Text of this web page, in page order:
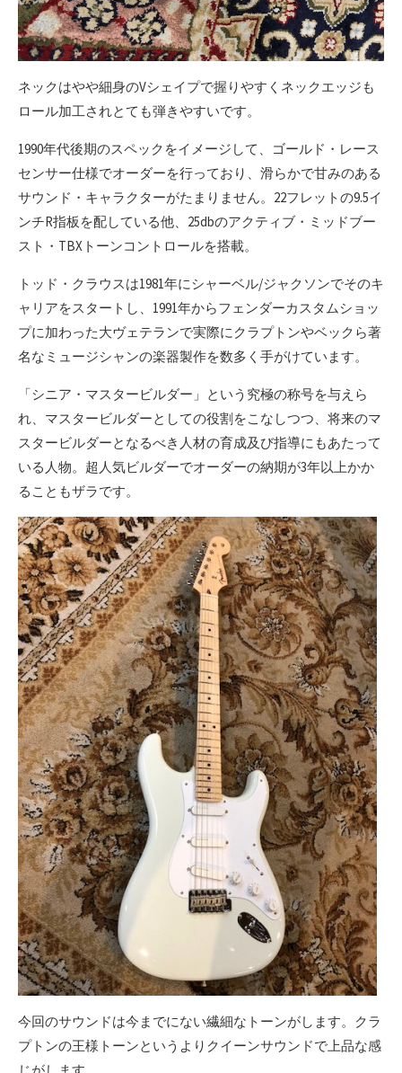
ネックはやや細身のVシェイプで握りやすくネックエッジも
ロール加工されとても弾きやすいです。
1990年代後期のスペックをイメージして、ゴールド・レース
センサー仕様でオーダーを行っており、滑らかで甘みのある
サウンド・キャラクターがたまりません。22フレットの9.5イ
ンチR指板を配している他、25dbのアクティブ・ミッドブー
スト・TBXトーンコントロールを搭載。
トッド・クラウスは1981年にシャーベル/ジャクソンでそのキ
ャリアをスタートし、1991年からフェンダーカスタムショッ
プに加わった大ヴェテランで実際にクラプトンやベックら著
名なミュージシャンの楽器製作を数多く手がけています。
「シニア・マスタービルダー」という究極の称号を与えら
れ、マスタービルダーとしての役割をこなしつつ、将来のマ
スタービルダーとなるべき人材の育成及び指導にもあたって
いる人物。超人気ビルダーでオーダーの納期が3年以上かか
ることもザラです。
今回のサウンドは今までにない繊細なトーンがします。クラ
プトンの王様トーンというよりクイーンサウンドで上品な感